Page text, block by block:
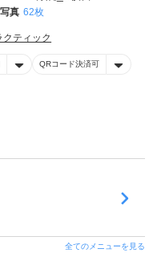
写真 62枚
クティック
QRコード決済可
全てのメニューを見る